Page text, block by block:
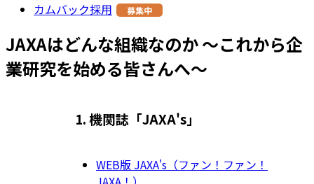
カムバック採用
募集中
JAXAはどんな組織なのか ～これから企
業研究を始める皆さんへ～
1. 機関誌「JAXA's」
WEB版 JAXA's（ファン！ファン！